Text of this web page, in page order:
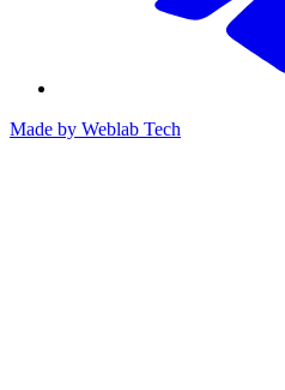
Made by Weblab Tech